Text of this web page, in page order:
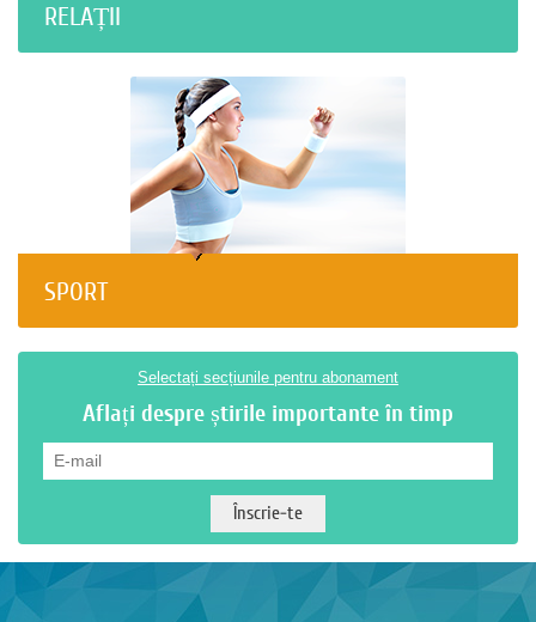
RELAȚII
SPORT
Selectați secțiunile pentru abonament
Aflați despre știrile importante în timp
E-mail*